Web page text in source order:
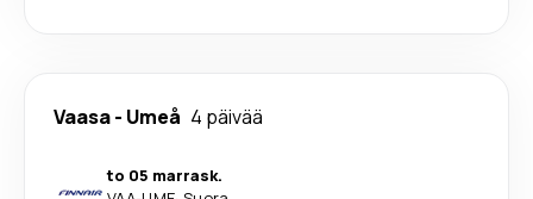
Vaasa- Umeå 4 päivää
to 05 marrask.